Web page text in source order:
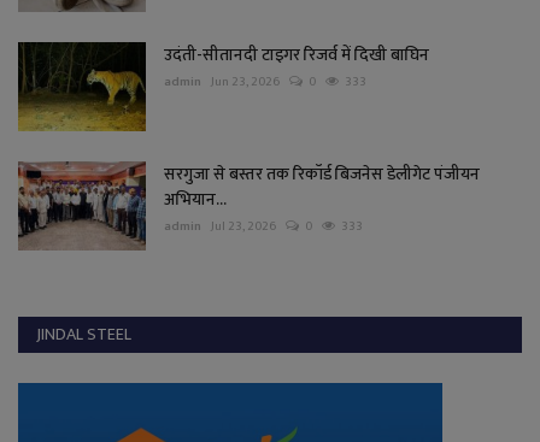
उदंती-सीतानदी टाइगर रिजर्व में दिखी बाघिन
admin Jun 23, 2026 0 333
सरगुजा से बस्तर तक रिकॉर्ड बिजनेस डेलीगेट पंजीयन
अभियान...
admin Jul 23, 2026 0 333
JINDAL STEEL